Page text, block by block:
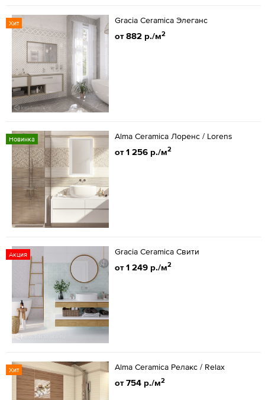
Хит Gracia Ceramica Элеганс
от 882 р./м2
Новинка Alma Ceramica Лоренс / Lorens
от 1 256 р./м2
Акция Gracia Ceramica Свити
от 1 249 р./м2
Хит Alma Ceramica Релакс / Relax
от 754 р./м2